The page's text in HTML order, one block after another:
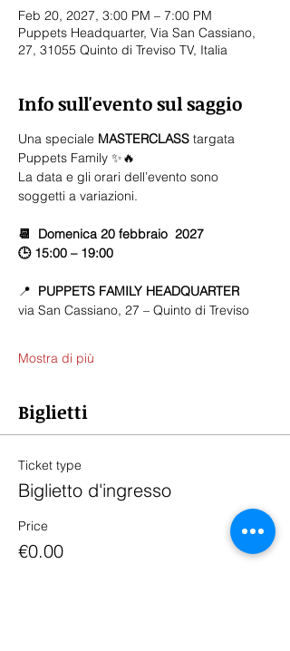
Feb 20, 2027, 3:00 PM – 7:00 PM
Puppets Headquarter, Via San Cassiano,
27, 31055 Quinto di Treviso TV, Italia
Info sull'evento sul saggio
Una speciale MASTERCLASS targata
Puppets Family ✨🔥
La data e gli orari dell’evento sono
soggetti a variazioni.
📆  Domenica 20 febbraio  2027
🕒 15:00 – 19:00
📍 PUPPETS FAMILY HEADQUARTER
via San Cassiano, 27 – Quinto di Treviso
Mostra di più
Biglietti
Ticket type
Biglietto d'ingresso
Price
€0.00